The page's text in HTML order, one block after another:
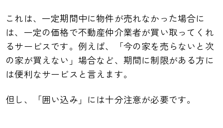
これは、一定期間中に物件が売れなかった場合に
は、一定の価格で不動産仲介業者が買い取ってくれ
るサービスです。例えば、「今の家を売らないと次
の家が買えない」場合など、期間に制限がある方に
は便利なサービスと言えます。
但し、「囲い込み」には十分注意が必要です。